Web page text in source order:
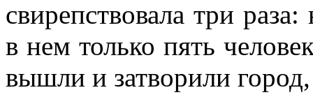
свирепствовала три
в нем только пять
вышли и затворили